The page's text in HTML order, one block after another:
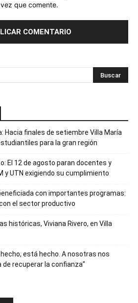
que comente.
Hacia finales de setiembre Villa María
para la gran región
El 12 de agosto paran docentes y
y UTN exigiendo su cumplimiento
con importantes programas:
el sector productivo
históricas, Viviana Rivero, en Villa
hecho, está hecho. A nosotras nos
recuperar la confianza”